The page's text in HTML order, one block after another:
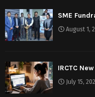
SME
August 1,
IRCTC New
July 15,